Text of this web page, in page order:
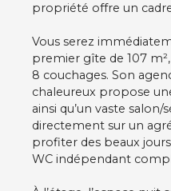
propriété offre un
Vous serez
premier gîte de 107
8 couchages. Son
chaleureux propose
ainsi qu’un vaste
directement sur un
profiter des beaux
WC indépendant